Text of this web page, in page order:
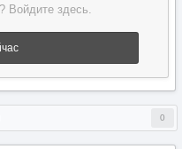
Войдите здесь.
0